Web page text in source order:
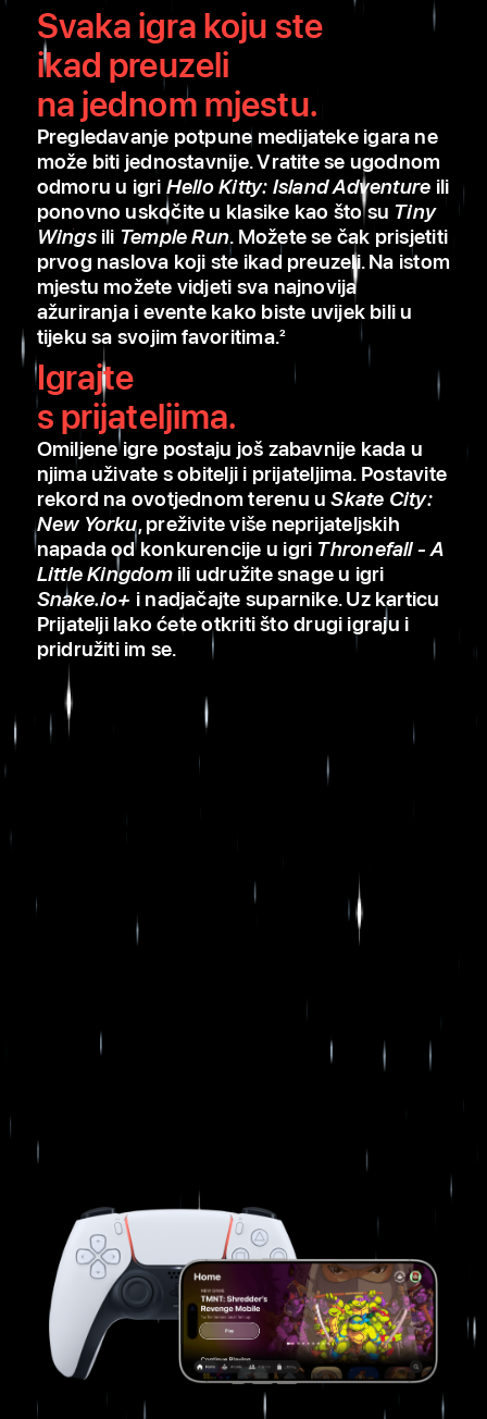
Svaka igra koju ste
ikad preuzeli
na jednom mjestu.
Pregledavanje potpune medijateke igara ne
može biti jednostavnije. Vratite se ugodnom
odmoru u igri Hello Kitty: Island Adventure ili
ponovno uskočite u klasike kao što su Tiny
Wingsili Temple Run. Možete se čak prisjetiti
prvog naslova koji ste ikad preuzeli. Na istom
mjestu možete vidjeti sva najnovija
ažuriranja i evente kako biste uvijek bili u
tijeku sa svojim favoritima.2
Igrajte
s prijateljima.
Omiljene igre postaju još zabavnije kada u
njima uživate s obitelji i prijateljima. Postavite
rekord na ovotjednom terenu uSkate City:
New Yorku, preživite više neprijateljskih
napada od konkurencije u igri Thronefall - A
Little Kingdomili udružite snage u igri
Snake.io+ i nadjačajte suparnike. Uz karticu
Prijatelji lako ćete otkriti što drugi igraju i
pridružiti im se.